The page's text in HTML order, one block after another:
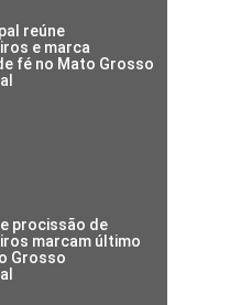
reúne
e marca
fé no Mato Grosso
procissão de
marcam último
Grosso